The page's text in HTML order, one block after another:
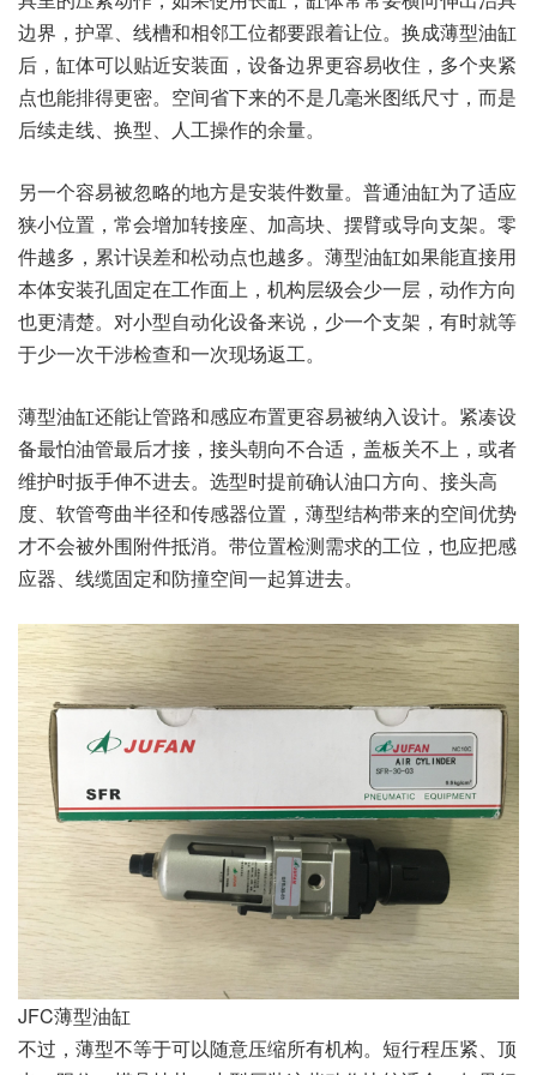
边界，护罩、线槽和相邻工位都要跟着让位。换成薄型油缸
后，缸体可以贴近安装面，设备边界更容易收住，多个夹紧
点也能排得更密。空间省下来的不是几毫米图纸尺寸，而是
后续走线、换型、人工操作的余量。
另一个容易被忽略的地方是安装件数量。普通油缸为了适应
狭小位置，常会增加转接座、加高块、摆臂或导向支架。零
件越多，累计误差和松动点也越多。薄型油缸如果能直接用
本体安装孔固定在工作面上，机构层级会少一层，动作方向
也更清楚。对小型自动化设备来说，少一个支架，有时就等
于少一次干涉检查和一次现场返工。
薄型油缸还能让管路和感应布置更容易被纳入设计。紧凑设
备最怕油管最后才接，接头朝向不合适，盖板关不上，或者
维护时扳手伸不进去。选型时提前确认油口方向、接头高
度、软管弯曲半径和传感器位置，薄型结构带来的空间优势
才不会被外围附件抵消。带位置检测需求的工位，也应把感
应器、线缆固定和防撞空间一起算进去。
JFC薄型油缸
不过，薄型不等于可以随意压缩所有机构。短行程压紧、顶